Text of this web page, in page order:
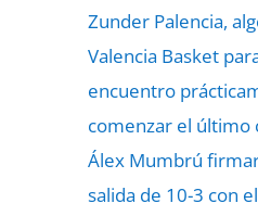
Zunder Palencia,
Valencia Basket
encuentro
comenzar el último
Álex Mumbrú
salida de 10-3 con